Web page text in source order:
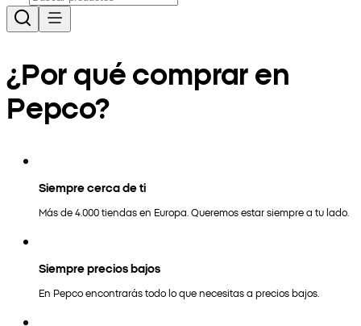
¿Por qué comprar en
Pepco?
Siempre cerca de ti
Más de 4.000 tiendas en Europa. Queremos estar siempre a tu lado.
Siempre precios bajos
En Pepco encontrarás todo lo que necesitas a precios bajos.